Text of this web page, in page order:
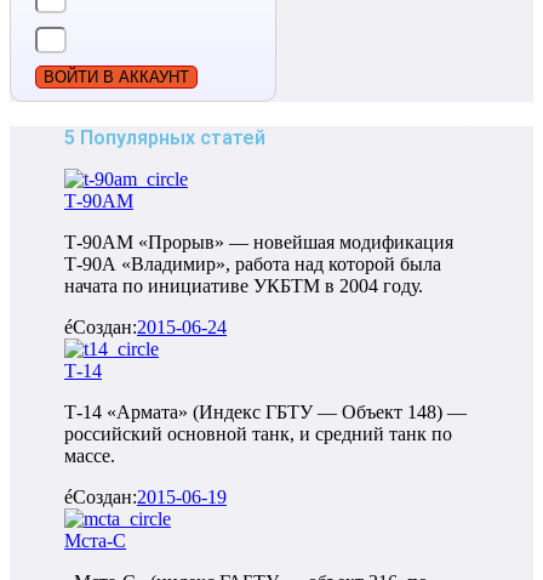
ВОЙТИ В АККАУНТ
5 Популярных статей
Т-90АМ
Т-90АМ «Прорыв» — новейшая модификация
Т-90А «Владимир», работа над которой была
начата по инициативе УКБТМ в 2004 году.
Создан:2015-06-24
Т-14
Т-14 «Армата» (Индекс ГБТУ — Объект 148) —
российский основной танк, и средний танк по
массе.
Создан:2015-06-19
Мста-С